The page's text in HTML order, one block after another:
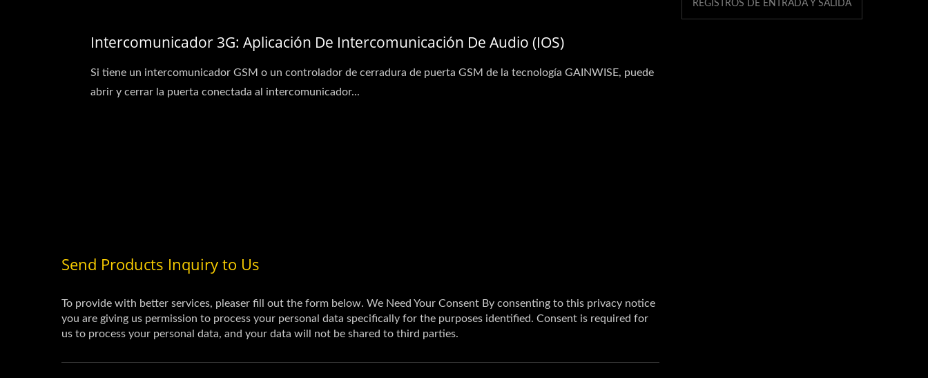
Intercomunicador 3G: Aplicación De Intercomunicación De Audio (iOS)
Si tiene un intercomunicador GSM o un controlador de cerradura de puerta GSM de la tecnología GAINWISE, puede
abrir y cerrar la puerta conectada al intercomunicador...
REGISTROS DE ENTRADA Y SALIDA